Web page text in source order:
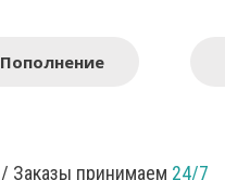
Пополнение
/ Заказы принимаем 24/7